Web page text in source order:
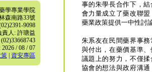
學專業學院
森南路33號
9098
責人: 許瑭益
/ 08 / 07
| 資安專區
事的朱學長合作下，
會力量成立了藥改聯盟
藥業政策提供一中性討
朱系友在民間藥界事務
與付出，在藥價基準
議題上的努力，不僅揉
協會的想法與政府溝通